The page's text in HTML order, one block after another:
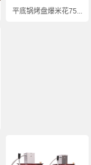
平底锅烤盘爆米花75...